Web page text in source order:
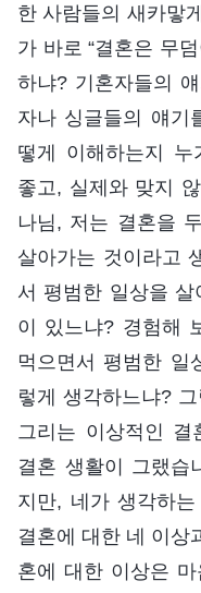
한 사람들의 새카맣
가 바로 “결혼은 무
하냐? 기혼자들의
자나 싱글들의 얘기
떻게 이해하는지 누
좋고, 실제와 맞지
나님, 저는 결혼을
살아가는 것이라고
서 평범한 일상을
이 있느냐? 경험해
먹으면서 평범한 일
렇게 생각하느냐?
그리는 이상적인
결혼 생활이 그랬습
지만, 네가 생각하
결혼에 대한 네 이상
혼에 대한 이상은